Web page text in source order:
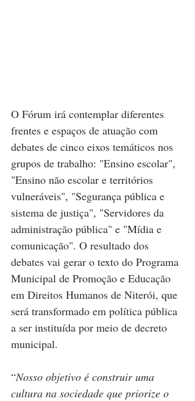
O Fórum irá contemplar diferentes
frentes e espaços de atuação com
debates de cinco eixos temáticos nos
grupos de trabalho: "Ensino escolar",
"Ensino não escolar e territórios
vulneráveis", "Segurança pública e
sistema de justiça", "Servidores da
administração pública" e "Mídia e
comunicação". O resultado dos
debates vai gerar o texto do Programa
Municipal de Promoção e Educação
em Direitos Humanos de Niterói, que
será transformado em política pública
a ser instituída por meio de decreto
municipal.
“Nosso objetivo é construir uma
cultura na sociedade que priorize o